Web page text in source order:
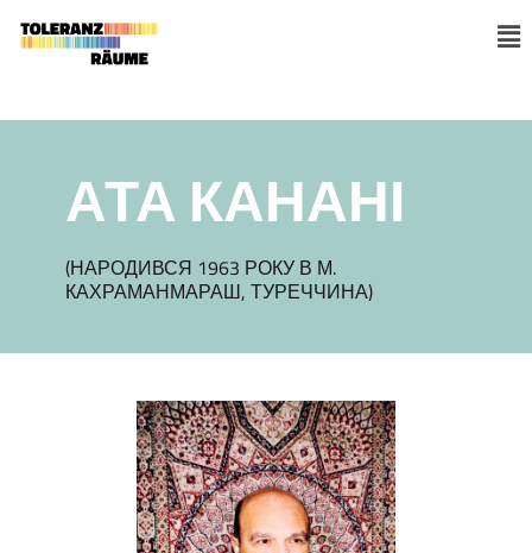
content
АТА КАНАНІ
(НАРОДИВСЯ 1963 РОКУ В М.
КАХРАМАНМАРАШ, ТУРЕЧЧИНА)